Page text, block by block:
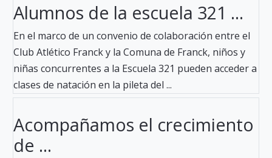
Alumnos de la escuela 321 ...
En el marco de un convenio de colaboración entre el
Club Atlético Franck y la Comuna de Franck, niños y
niñas concurrentes a la Escuela 321 pueden acceder a
clases de natación en la pileta del ...
Acompañamos el crecimiento
de ...